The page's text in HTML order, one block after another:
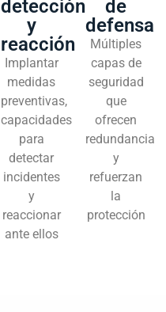
detección
y
reacción
Implantar
medidas
preventivas,
capacidades
para
detectar
incidentes
y
reaccionar
ante ellos
de
defensa
Múltiples
capas de
seguridad
que
ofrecen
redundancia
y
refuerzan
la
protección